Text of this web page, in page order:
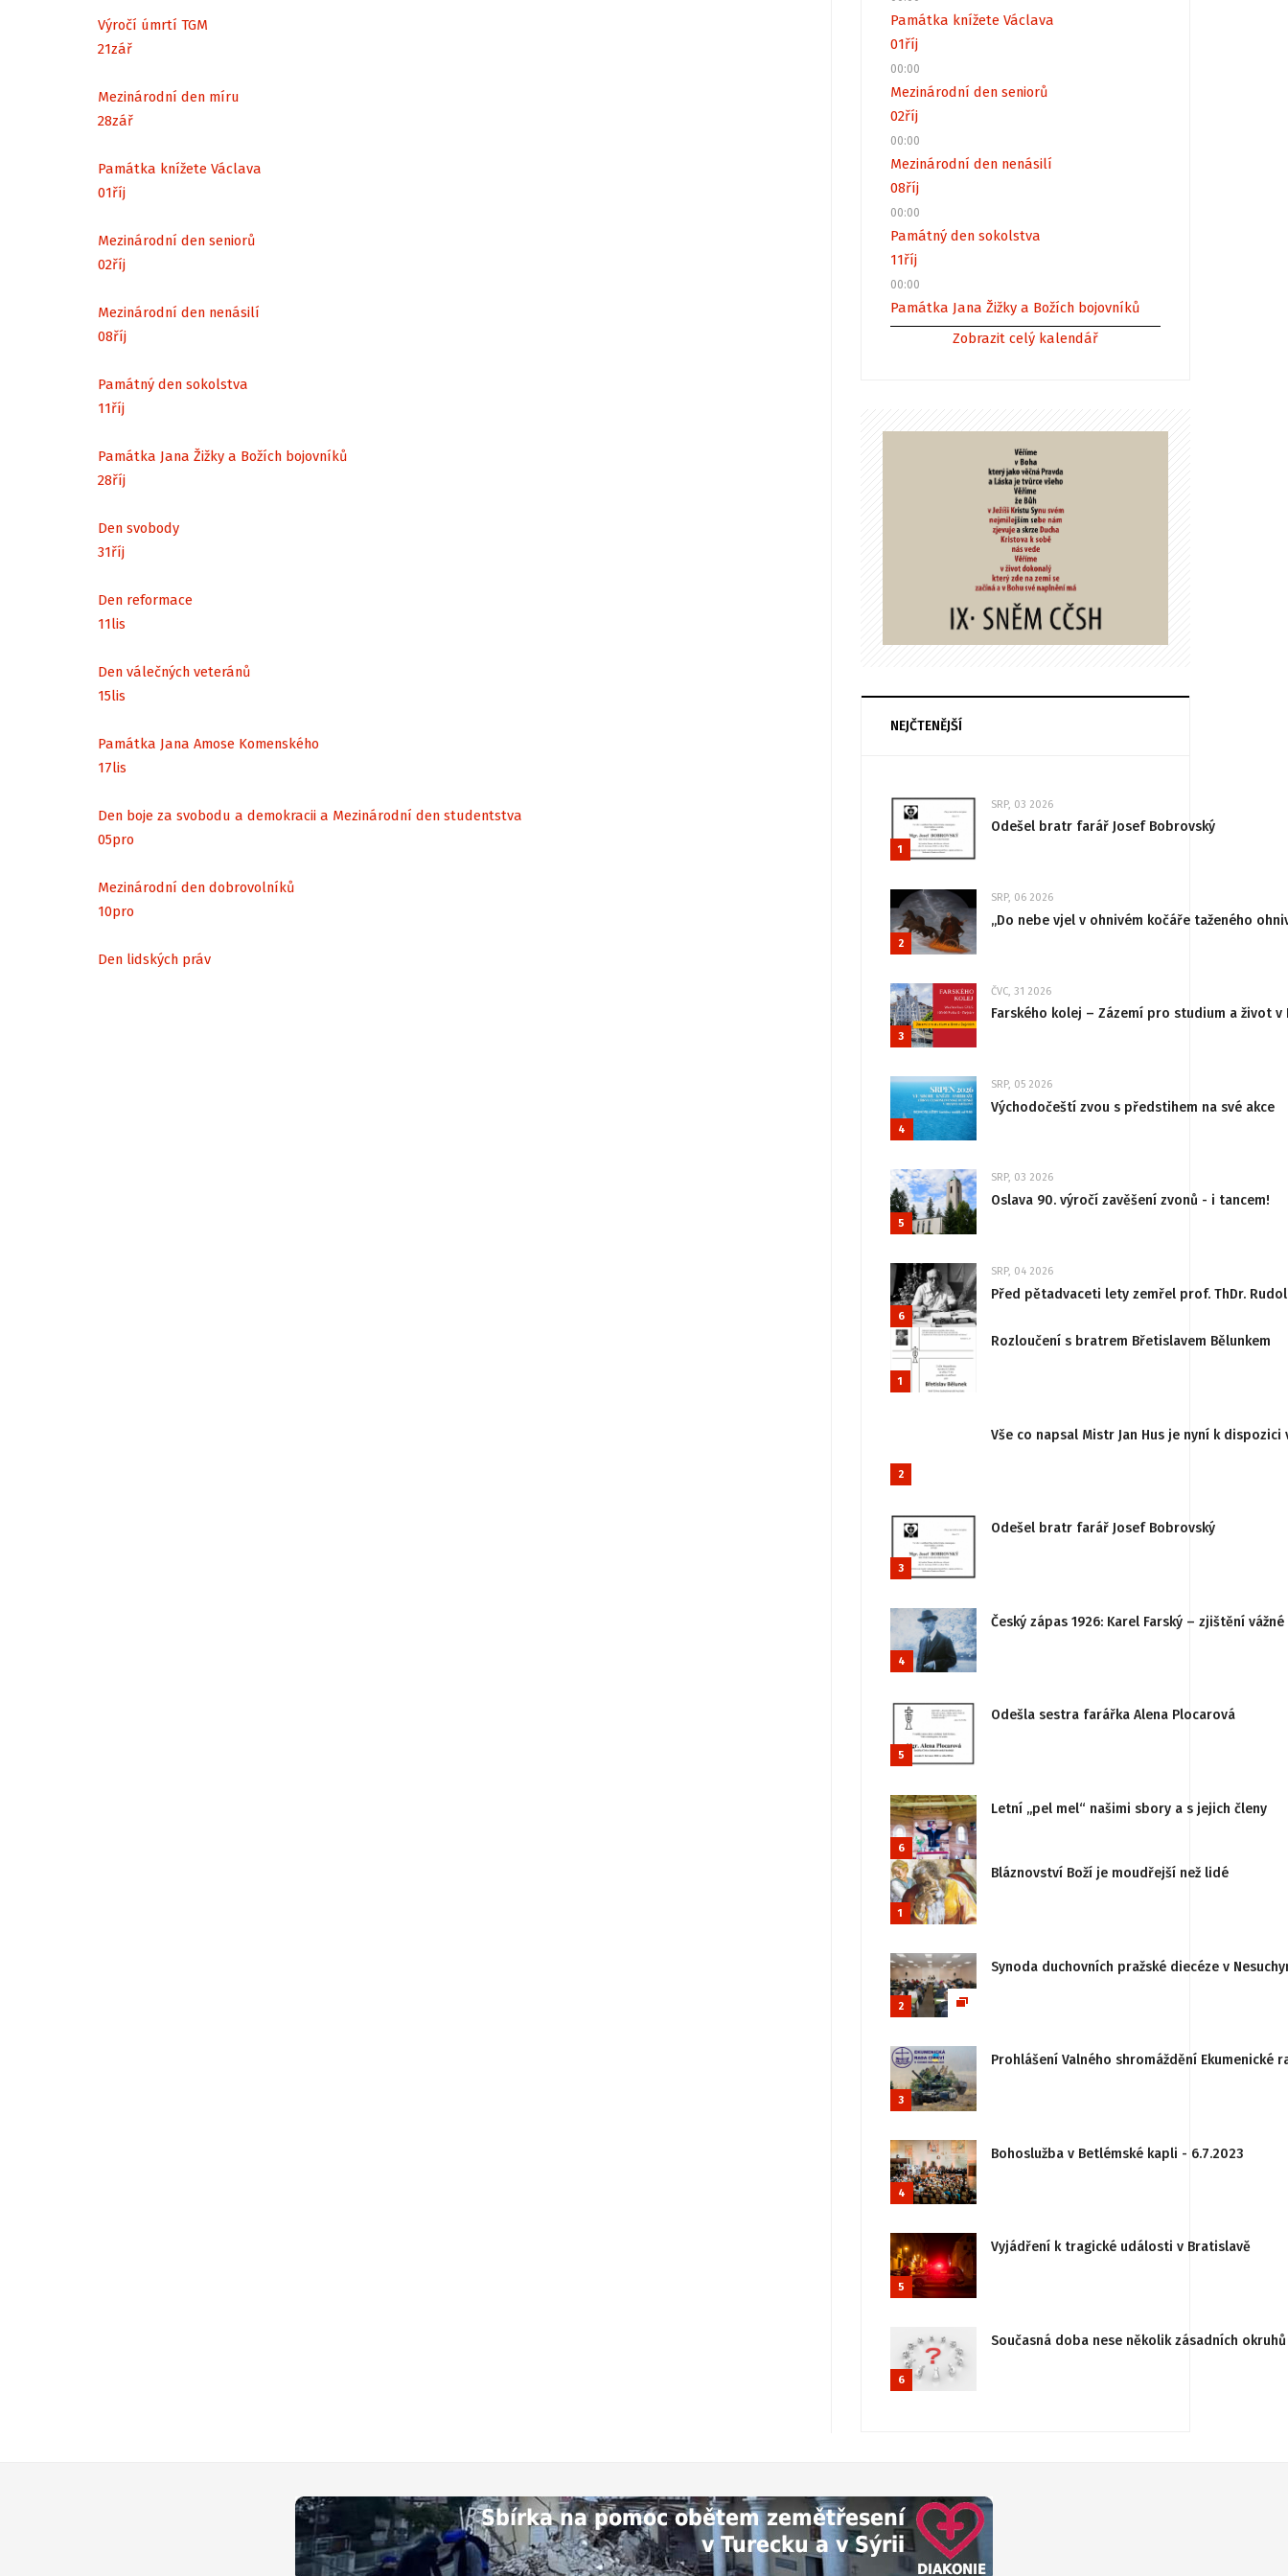
Výročí úmrtí TGM
21zář
Mezinárodní den míru
28zář
Památka knížete Václava
01říj
Mezinárodní den seniorů
02říj
Mezinárodní den nenásilí
08říj
Památný den sokolstva
11říj
Památka Jana Žižky a Božích bojovníků
28říj
Den svobody
31říj
Den reformace
11lis
Den válečných veteránů
15lis
Památka Jana Amose Komenského
17lis
Den boje za svobodu a demokracii a Mezinárodní den studentstva
05pro
Mezinárodní den dobrovolníků
10pro
Den lidských práv
Památka knížete Václava
01říj
00:00
Mezinárodní den seniorů
02říj
00:00
Mezinárodní den nenásilí
08říj
00:00
Památný den sokolstva
11říj
00:00
Památka Jana Žižky a Božích bojovníků
Zobrazit celý kalendář
NEJČTENĚJŠÍ
1
SRP, 03 2026
Odešel bratr farář Josef Bobrovský
2
SRP, 06 2026
„Do nebe vjel v ohnivém kočáře taženého
3
ČVC, 31 2026
Farského kolej – Zázemí pro studium a život v
4
SRP, 05 2026
Východočeští zvou s předstihem na své akce
5
SRP, 03 2026
Oslava 90. výročí zavěšení zvonů - i tancem!
6
SRP, 04 2026
Před pětadvaceti lety zemřel prof. ThDr.
1
Rozloučení s bratrem Břetislavem Bělunkem
2
Vše co napsal Mistr Jan Hus je nyní k
3
Odešel bratr farář Josef Bobrovský
4
Český zápas 1926: Karel Farský – zjištění
5
Odešla sestra farářka Alena Plocarová
6
Letní „pel mel“ našimi sbory a s jejich členy
1
Bláznovství Boží je moudřejší než lidé
2
Synoda duchovních pražské diecéze v
3
Prohlášení Valného shromáždění
4
Bohoslužba v Betlémské kapli - 6.7.2023
5
Vyjádření k tragické události v Bratislavě
6
Současná doba nese několik zásadních